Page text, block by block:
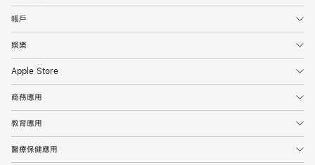
帳戶
娛樂
Apple Store
商務應用
教育應用
醫療保健應用